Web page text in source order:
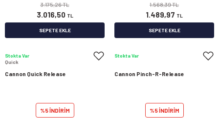
3.016,50 TL
3.175,26 TL
SEPETE EKLE
1.489,97 TL
1.568,39 TL
SEPETE EKLE
Stokta Var
Quick
Cannon Quick Release
%5 İNDİRİM
Stokta Var
Cannon Pinch-R-Release
%5 İNDİRİM